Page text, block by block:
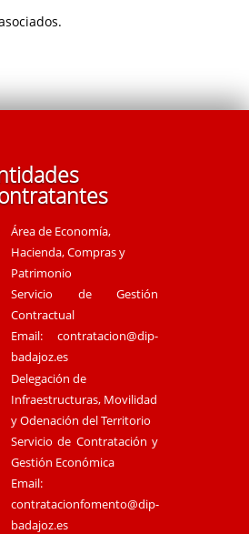
Área de Economía,
Hacienda, Compras y
Patrimonio
Servicio de Gestión
Contractual
Email:contratacion@dip-
badajoz.es
Delegación de
Infraestructuras, Movilidad
y Odenación del Territorio
Servicio de Contratación y
Gestión Económica
Email:
contratacionfomento@dip-
badajoz.es